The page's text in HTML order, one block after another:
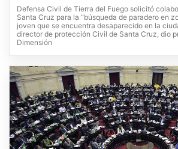
Defensa Civil de Tierra del Fuego solicitó
Santa Cruz para la “búsqueda de paradero en
joven que se encuentra desaparecido en la
director de protección Civil de Santa Cruz, dio
Dimensión